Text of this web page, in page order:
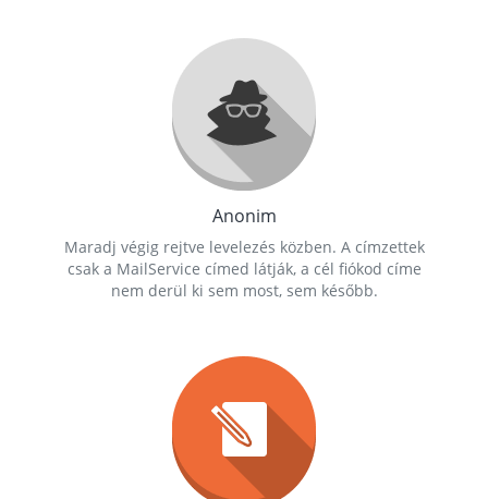
Anonim
Maradj végig rejtve levelezés közben. A címzettek
csak a MailService címed látják, a cél fiókod címe
nem derül ki sem most, sem később.